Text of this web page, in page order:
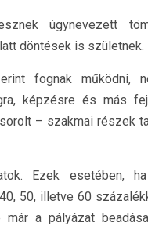
úgynevezett
döntések is születnek.
fognak működni,
képzésre és más
– szakmai részek
Ezek esetében,
50, illetve 60
a pályázat